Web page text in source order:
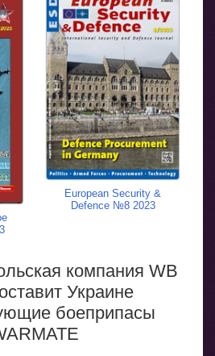
European Security &
Defence №8 2023
компания WB
Украине
боеприпасы